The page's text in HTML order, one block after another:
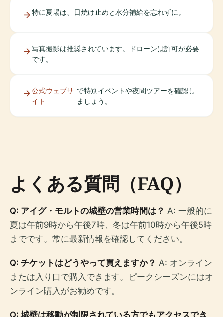
特に夏場は、日焼け止めと水分補給を忘れずに。
写真撮影は推奨されています。ドローンは許可が必要
です。
公式ウェブサ
イト
で特別イベントや夜間ツアーを確認し
ましょう。
よくある質問（FAQ）
Q: アイグ・モルトの城壁の営業時間は？ A: 一般的に
夏は午前9時から午後7時、冬は午前10時から午後5時
までです。常に最新情報を確認してください。
Q: チケットはどうやって買えますか？ A: オンライン
または入り口で購入できます。ピークシーズンにはオ
ンライン購入がお勧めです。
Q: 城壁は移動が制限されている方でもアクセスでき